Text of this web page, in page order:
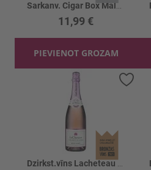
11,99 €
PIEVIENOT GROZAM